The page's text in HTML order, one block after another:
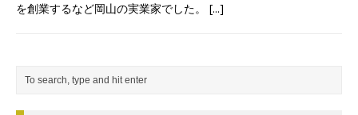
を創業するなど岡山の実業家でした。 [...]